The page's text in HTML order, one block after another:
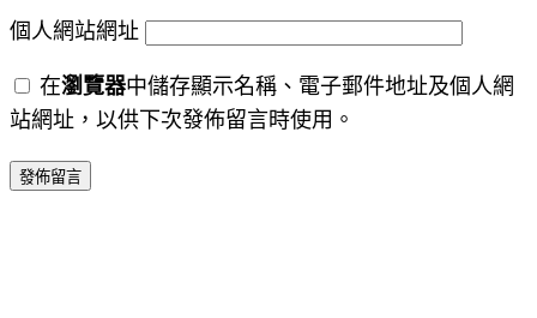
個人網站網址
在瀏覽器中儲存顯示名稱、電子郵件地址及個人網
站網址，以供下次發佈留言時使用。